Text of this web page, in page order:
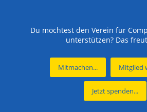
Du möchtest den Verein für
unterstützen? Das
Mitmachen... Mitglied
Jetzt spenden...